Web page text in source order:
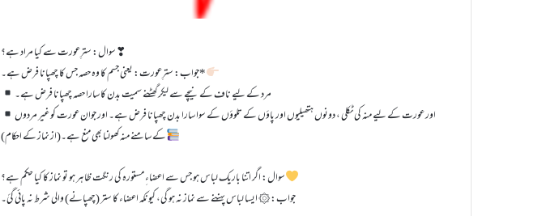
سوال: سترِعورت سے کیا مراد ہے؟❣
جواب: سترِعورت: یعنی جسم کا وہ حصہ جس کا چھپانا فرض ہے۔*
مرد کے لیے ناف کے نیچے سے لیکر گھٹنے سمیت بدن کا سارا حصہ چھپانا فرض ہے۔
اور عورت کے لیے منہ کی ٹکلی ، دونوں ہتھیلیوں اور پاؤں کے تلوؤں کے سوا سارا بدن چھپانا فرض ہے۔ اور جوان عورت کو غیر مردوں
کے سامنے منہ کھولنا بھی منع ہے۔(از نماز کے احکام)
سوال: اگر اتنا باریک لباس ہو جس سے اعضاءِ مستورہ کی رنگت ظاہر ہو تو نماز کا کیا حکم ہے؟
جواب:۞ ایسا لباس پہننے سے نماز نہ ہو گی، کیونکہ اعضاء کا ستر (چھپانے) والی شرط نہ پائی گئ۔